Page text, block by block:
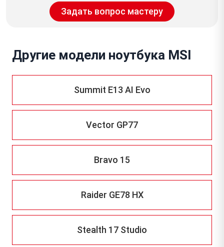
Задать вопрос мастеру
Другие модели ноутбука MSI
Summit E13 AI Evo
Vector GP77
Bravo 15
Raider GE78 HX
Stealth 17 Studio